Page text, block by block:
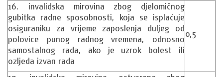
16. invalidska mirovina zbog djelomičnog
gubitka radne sposobnosti, koja se isplaćuje
osiguraniku za vrijeme zaposlenja duljeg od
polovice punog radnog vremena, odnosno
samostalnog rada, ako je uzrok bolest ili
ozljeda izvan rada
0,5